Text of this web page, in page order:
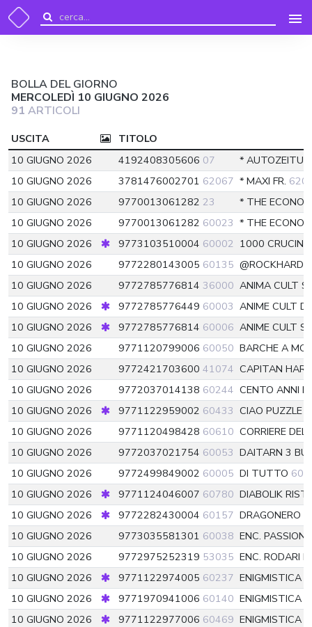
BOLLA DEL GIORNO
MERCOLEDÌ 10 GIUGNO 2026
91 ARTICOLI
USCITA
TITOLO
10 GIUGNO 2026
4192408305606 07
*
10 GIUGNO 2026
3781476002701 62067 * MAXI FR.
10 GIUGNO 2026
9770013061282 23
* THE
10 GIUGNO 2026
9770013061282 60023 * THE
10 GIUGNO 2026
9773103510004 60002 1000
10 GIUGNO 2026
9772280143005 60135 @ROCKHARD
10 GIUGNO 2026
9772785776814 36000 ANIMA CULT
10 GIUGNO 2026
9772785776449 60003 ANIME CULT
10 GIUGNO 2026
9772785776814 60006 ANIME CULT
10 GIUGNO 2026
9771120799006 60050 BARCHE A
10 GIUGNO 2026
9772421703600 41074 CAPITAN
10 GIUGNO 2026
9772037014138 60244 CENTO ANNI
10 GIUGNO 2026
9771122959002 60433 CIAO PUZZLE
10 GIUGNO 2026
9771120498428 60610 CORRIERE
10 GIUGNO 2026
9772037021754 60053 DAITARN 3
10 GIUGNO 2026
9772499849002 60005 DI TUTTO
10 GIUGNO 2026
9771124046007 60780 DIABOLIK
10 GIUGNO 2026
9772282430004 60157 DRAGONERO
10 GIUGNO 2026
9773035581301 60038 ENC.
10 GIUGNO 2026
9772975252319 53035 ENC. RODARI
10 GIUGNO 2026
9771122974005 60237 ENIGMISTICA
10 GIUGNO 2026
9771970941006 60140 ENIGMISTICA
10 GIUGNO 2026
9771122977006 60469 ENIGMISTICA